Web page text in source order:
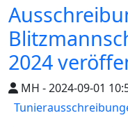
2024
MH - 2024-09-01